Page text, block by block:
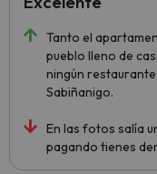
Tanto el
pueblo lleno de
ningún
Sabiñanigo.
En las fotos salía
pagando tienes